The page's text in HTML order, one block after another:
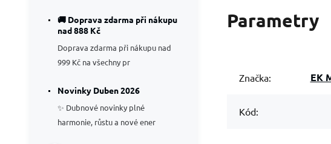
Parametry
Značka:
Kód:
🚚 Doprava zdarma při nákupu
nad 888 Kč
Doprava zdarma při nákupu nad
999 Kč na všechny pr
Novinky Duben 2026
✨ Dubnové novinky plné
harmonie, růstu a nové ener